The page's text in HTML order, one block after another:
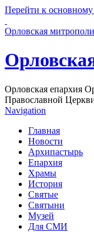
Перейти к
Орловская
Орловская епархия
Православной
Navigation
Главная
Новости
Архипастырь
Епархия
Храмы
История
Святые
Святыни
Музей
Для СМИ